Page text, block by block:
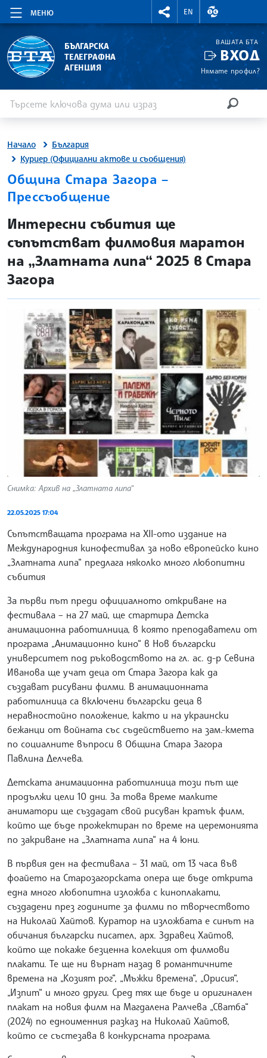
МЕНЮ
RIGHTMENU.SOCIAL
EN
ВАЛУТНИ
БЪЛГАРСКА
ТЕЛЕГРАФНА
АГЕНЦИЯ
ВАШАТА БТА
ВХОД
Нямате профил?
Начало
България
Куриер (Официални актове и съобщения)
Община Стара Загора –
Прессъобщение
site.bta
Интересни събития ще
съпътстват филмовия маратон
на „Златната липа“ 2025 в Стара
Загора
Снимка: Архив на „Златната липа“
22.05.2025 17:04
Съпътстващата програма на XII-ото издание на
Международния кинофестивал за ново европейско кино
„Златната липа“ предлага няколко много любопитни
събития
За първи път преди официалното откриване на
фестивала – на 27 май, ще стартира Детска
анимационна работилница, в която преподаватели от
програма „Анимационно кино“ в Нов български
университет под ръководството на гл. ас. д-р Севина
Иванова ще учат деца от Стара Загора как да
създават рисувани филми. В анимационната
работилница са включени български деца в
неравностойно положение, както и на украински
бежанци от войната със съдействието на зам.-кмета
по социалните въпроси в Община Стара Загора
Павлина Делчева.
Детската анимационна работилница този път ще
продължи цели 10 дни. За това време малките
аниматори ще създадат свой рисуван кратък филм,
който ще бъде прожектиран по време на церемонията
по закриване на „Златната липа“ на 4 юни.
В първия ден на фестивала – 31 май, от 13 часа във
фоайето на Старозагорската опера ще бъде открита
една много любопитна изложба с киноплакати,
създадени през годините за филми по творчеството
на Николай Хайтов. Куратор на изложбата е синът на
обичания български писател, арх. Здравец Хайтов,
който ще покаже безценна колекция от филмови
плакати. Те ще ни върнат назад в романтичните
времена на „Козият рог“, „Мъжки времена“, „Орисия“,
„Изпит“ и много други. Сред тях ще бъде и оригинален
плакат на новия филм на Магдалена Ралчева „Сватба“
(2024) по едноименния разказ на Николай Хайтов,
който се състезава в конкурсната програма.